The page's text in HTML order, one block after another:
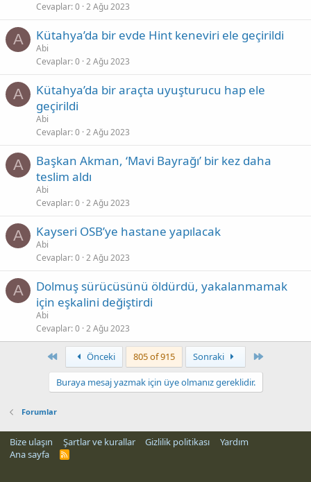
Cevaplar 0 2 Ağu 2023
A Kütahya’da bir evde Hint keneviri ele geçirildi
Abi
Cevaplar 0 2 Ağu 2023
A
Kütahya’da bir araçta uyuşturucu hap ele
geçirildi
Abi
Cevaplar 0 2 Ağu 2023
A
Başkan Akman, ‘Mavi Bayrağı’ bir kez daha
teslim aldı
Abi
Cevaplar 0 2 Ağu 2023
A Kayseri OSB’ye hastane yapılacak
Abi
Cevaplar 0 2 Ağu 2023
A
Dolmuş sürücüsünü öldürdü, yakalanmamak
için eşkalini değiştirdi
Abi
Cevaplar 0 2 Ağu 2023
Önceki 805 of 915 Sonraki
Buraya mesaj yazmak için üye olmanız gereklidir.
Forumlar
Bize ulaşın Şartlar ve kurallar Gizlilik politikası
Yardım
Ana sayfa
R